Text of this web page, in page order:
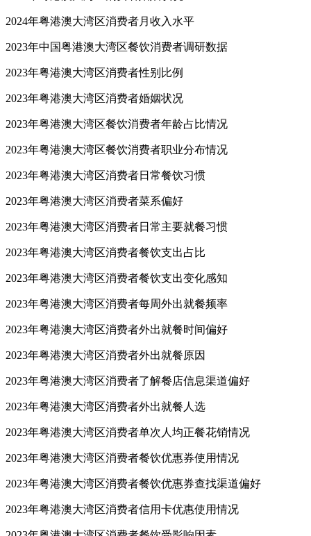
2024年粤港澳大湾区消费者月收入水平
2023年中国粤港澳大湾区餐饮消费者调研数据
2023年粤港澳大湾区消费者性别比例
2023年粤港澳大湾区消费者婚姻状况
2023年粤港澳大湾区餐饮消费者年龄占比情况
2023年粤港澳大湾区餐饮消费者职业分布情况
2023年粤港澳大湾区消费者日常餐饮习惯
2023年粤港澳大湾区消费者菜系偏好
2023年粤港澳大湾区消费者日常主要就餐习惯
2023年粤港澳大湾区消费者餐饮支出占比
2023年粤港澳大湾区消费者餐饮支出变化感知
2023年粤港澳大湾区消费者每周外出就餐频率
2023年粤港澳大湾区消费者外出就餐时间偏好
2023年粤港澳大湾区消费者外出就餐原因
2023年粤港澳大湾区消费者了解餐店信息渠道偏好
2023年粤港澳大湾区消费者外出就餐人选
2023年粤港澳大湾区消费者单次人均正餐花销情况
2023年粤港澳大湾区消费者餐饮优惠券使用情况
2023年粤港澳大湾区消费者餐饮优惠券查找渠道偏好
2023年粤港澳大湾区消费者信用卡优惠使用情况